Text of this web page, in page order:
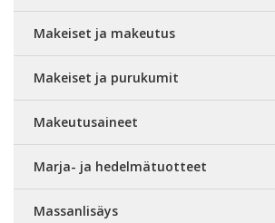
Makeiset ja makeutus
Makeiset ja purukumit
Makeutusaineet
Marja- ja hedelmätuotteet
Massanlisäys